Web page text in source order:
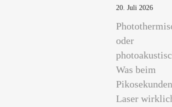
20. Juli 2026
oder
Was beim
Laser